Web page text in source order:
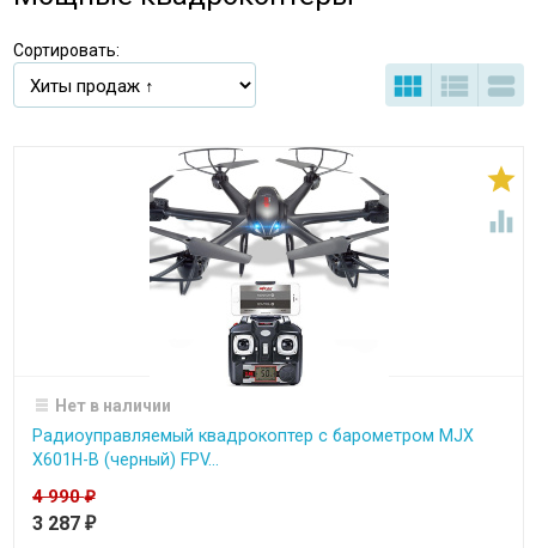
Сортировать:
  


Нет в наличии
Радиоуправляемый квадрокоптер с барометром MJX
X601H-B (черный) FPV...
4 990₽
3 287 ₽